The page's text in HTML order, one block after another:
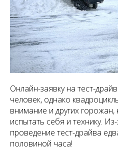
Онлайн-заявку на тест-
человек, однако
внимание и других
испытать себя и технику.
проведение тест-драйва
половиной часа!